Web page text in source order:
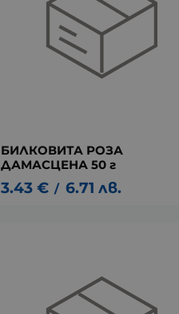
БИЛКОВИТА РОЗА
ДАМАСЦЕНА 50 г
3.43 € / 6.71 лв.